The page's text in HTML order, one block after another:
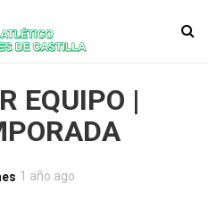
EQUIPO |
1 año ago